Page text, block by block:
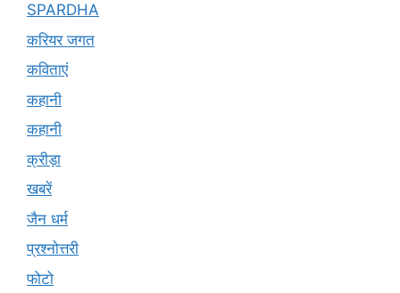
SPARDHA
करियर जगत
कविताएं
कहानी
कहानी
क्रीड़ा
खबरें
जैन धर्म
प्रश्नोत्तरी
फोटो